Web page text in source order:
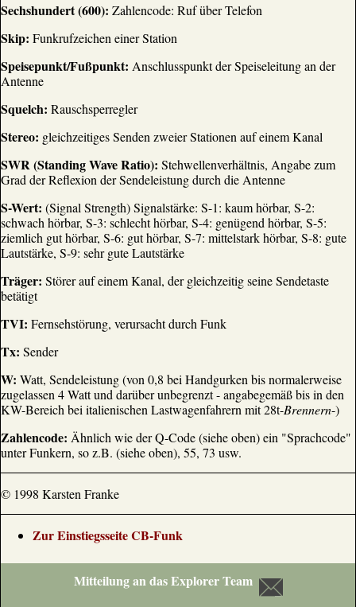
Sechshundert (600): Zahlencode: Ruf über Telefon
Skip: Funkrufzeichen einer Station
Speisepunkt/Fußpunkt: Anschlusspunkt der Speiseleitung an der
Antenne
Squelch: Rauschsperregler
Stereo: gleichzeitiges Senden zweier Stationen auf einem Kanal
SWR (Standing Wave Ratio): Stehwellenverhältnis, Angabe zum
Grad der Reflexion der Sendeleistung durch die Antenne
S-Wert: (Signal Strength) Signalstärke: S-1: kaum hörbar, S-2:
schwach hörbar, S-3: schlecht hörbar, S-4: genügend hörbar, S-5:
ziemlich gut hörbar, S-6: gut hörbar, S-7: mittelstark hörbar, S-8: gute
Lautstärke, S-9: sehr gute Lautstärke
Träger: Störer auf einem Kanal, der gleichzeitig seine Sendetaste
betätigt
TVI: Fernsehstörung, verursacht durch Funk
Tx: Sender
W: Watt, Sendeleistung (von 0,8 bei Handgurken bis normalerweise
zugelassen 4 Watt und darüber unbegrenzt - angabegemäß bis in den
KW-Bereich bei italienischen Lastwagenfahrern mit 28t-Brennern-)
Zahlencode: Ähnlich wie der Q-Code (siehe oben) ein "Sprachcode"
unter Funkern, so z.B. (siehe oben), 55, 73 usw.
© 1998 Karsten Franke
Zur Einstiegsseite CB-Funk
Mitteilung an das Explorer Team